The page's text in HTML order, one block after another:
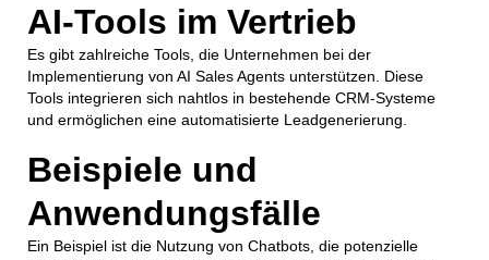
AI-Tools im Vertrieb
Es gibt zahlreiche Tools, die Unternehmen bei der
Implementierung von AI Sales Agents unterstützen. Diese
Tools integrieren sich nahtlos in bestehende CRM-Systeme
und ermöglichen eine automatisierte Leadgenerierung.
Beispiele und
Anwendungsfälle
Ein Beispiel ist die Nutzung von Chatbots, die potenzielle